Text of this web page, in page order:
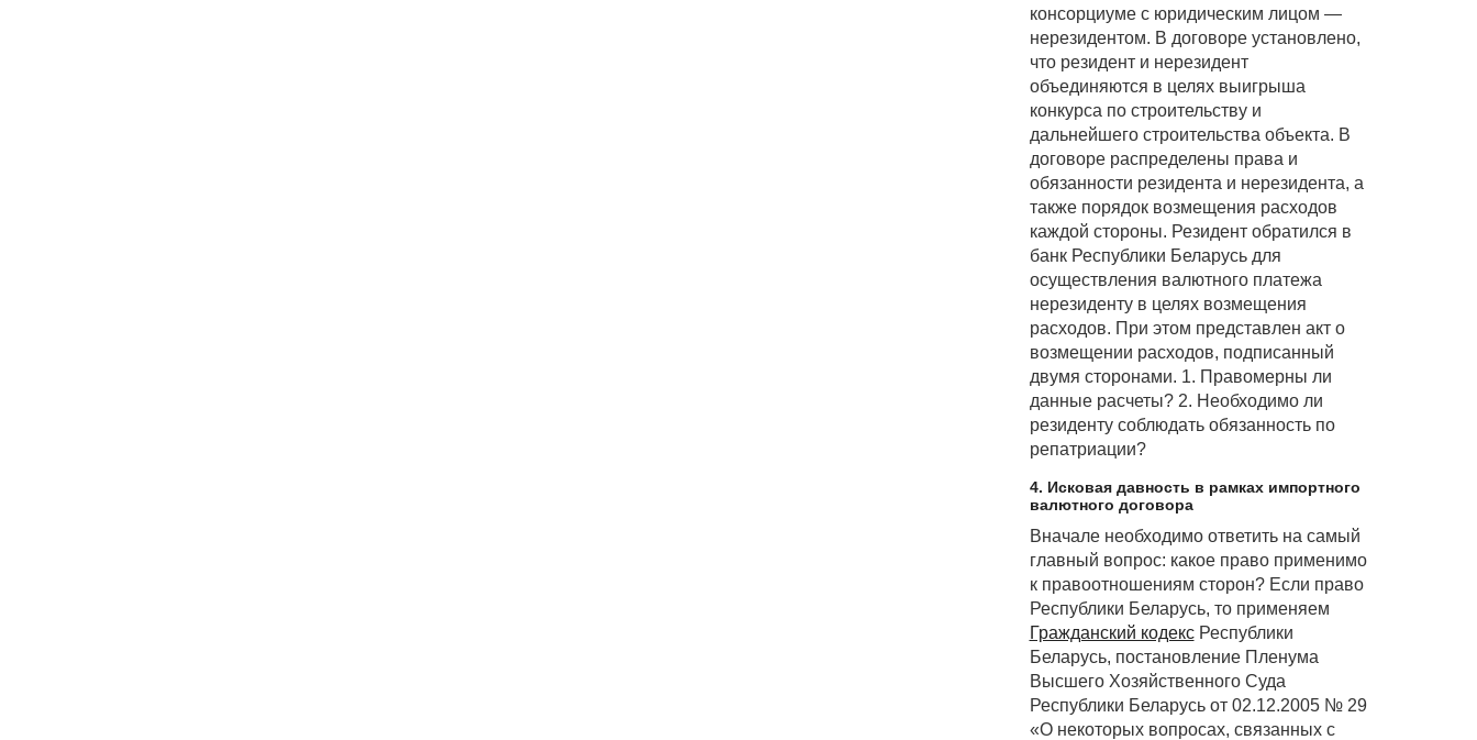
консорциуме с юридическим лицом —
нерезидентом. В договоре установлено,
что резидент и нерезидент
объединяются в целях выигрыша
конкурса по строительству и
дальнейшего строительства объекта. В
договоре распределены права и
обязанности резидента и нерезидента, а
также порядок возмещения расходов
каждой стороны. Резидент обратился в
банк Республики Беларусь для
осуществления валютного платежа
нерезиденту в целях возмещения
расходов. При этом представлен акт о
возмещении расходов, подписанный
двумя сторонами. 1. Правомерны ли
данные расчеты? 2. Необходимо ли
резиденту соблюдать обязанность по
репатриации?
4. Исковая давность в рамках импортного
валютного договора
Вначале необходимо ответить на самый
главный вопрос: какое право применимо
к правоотношениям сторон? Если право
Республики Беларусь, то применяем
Гражданский кодексРеспублики
Беларусь, постановление Пленума
Высшего Хозяйственного Суда
Республики Беларусь от 02.12.2005 № 29
«О некоторых вопросах, связанных с